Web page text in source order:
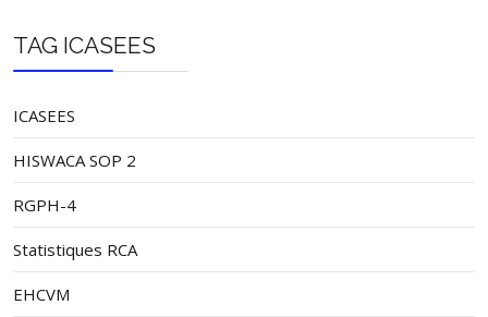
TAG ICASEES
ICASEES
HISWACA SOP 2
RGPH-4
Statistiques RCA
EHCVM